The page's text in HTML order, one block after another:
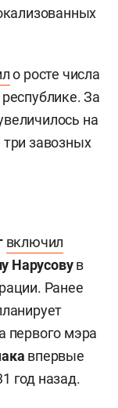
о росте числа
За
на
завозных
включил
Нарусовув
Ранее
первого мэра
впервые
год назад.